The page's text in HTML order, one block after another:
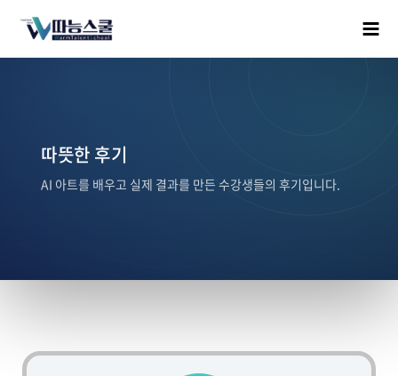
따뜻한 후기
AI 아트를 배우고 실제 결과를 만든 수강생들의 후기입니다.